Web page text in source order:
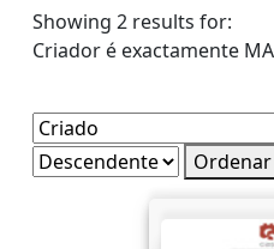
Showing 2 results for:
Criador é exactamente
Ordenar